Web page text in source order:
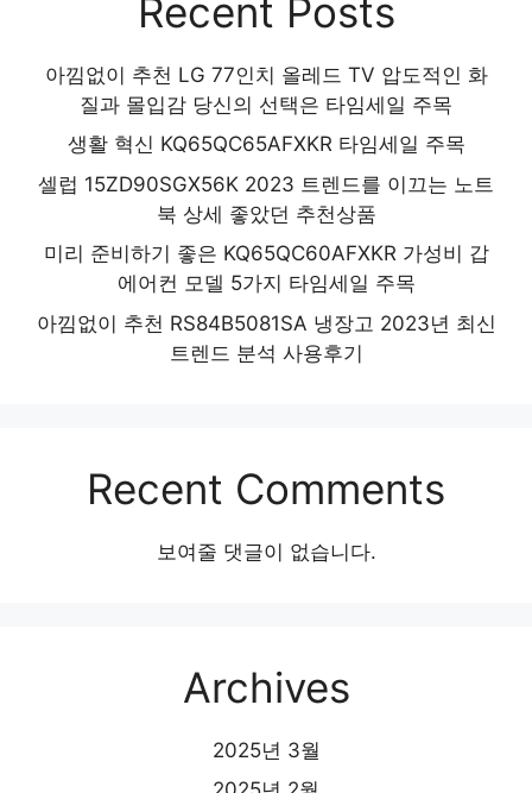
Recent Posts
아낌없이 추천 LG 77인치 올레드 TV 압도적인 화
질과 몰입감 당신의 선택은 타임세일 주목
생활 혁신 KQ65QC65AFXKR 타임세일 주목
셀럽 15ZD90SGX56K 2023 트렌드를 이끄는 노트
북 상세 좋았던 추천상품
미리 준비하기 좋은 KQ65QC60AFXKR 가성비 갑
에어컨 모델 5가지 타임세일 주목
아낌없이 추천 RS84B5081SA 냉장고 2023년 최신
트렌드 분석 사용후기
Recent Comments
보여줄 댓글이 없습니다.
Archives
2025년 3월